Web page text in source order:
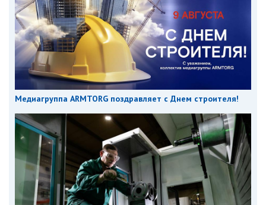
Медиагруппа ARMTORG поздравляет с Днем строителя!